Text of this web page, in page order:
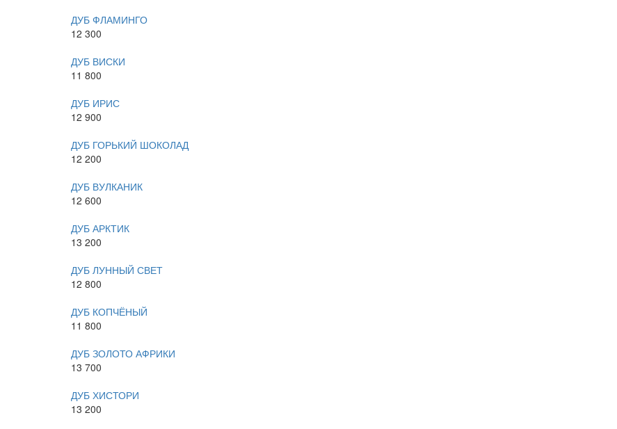
ДУБ ФЛАМИНГО
12 300
ДУБ ВИСКИ
11 800
ДУБ ИРИС
12 900
ДУБ ГОРЬКИЙ ШОКОЛАД
12 200
ДУБ ВУЛКАНИК
12 600
ДУБ АРКТИК
13 200
ДУБ ЛУННЫЙ СВЕТ
12 800
ДУБ КОПЧЁНЫЙ
11 800
ДУБ ЗОЛОТО АФРИКИ
13 700
ДУБ ХИСТОРИ
13 200